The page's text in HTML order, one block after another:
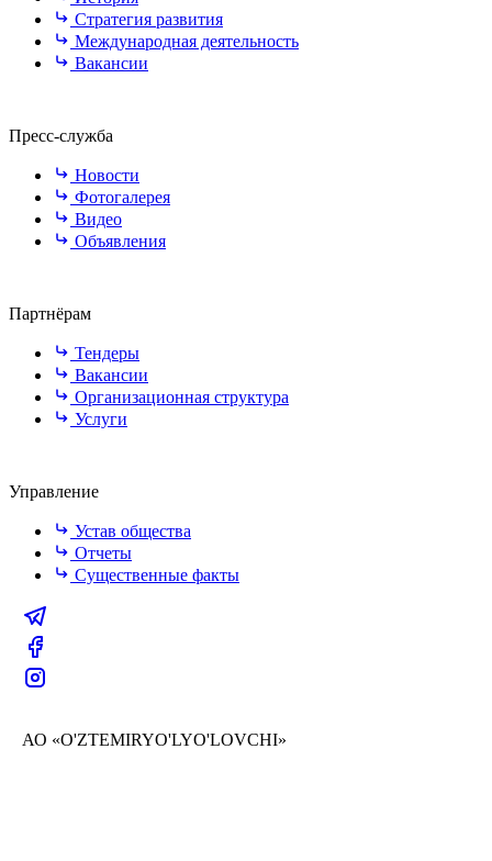
Стратегия развития
Международная деятельность
Вакансии
Пресс-служба
Новости
Фотогалерея
Видео
Объявления
Партнёрам
Тендеры
Вакансии
Организационная структура
Услуги
Управление
Устав общества
Отчеты
Существенные факты
АО «O'ZTEMIRYO'LYO'LOVCHI»